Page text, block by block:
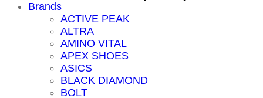
Brands
ACTIVE PEAK
ALTRA
AMINO VITAL
APEX SHOES
ASICS
BLACK DIAMOND
BOLT